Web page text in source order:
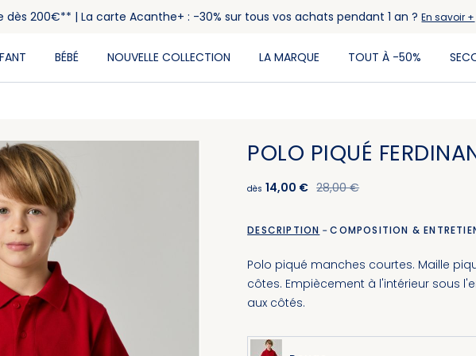
dès 200€** | La carte Acanthe+ : -30% sur tous vos achats pendant 1 an ?En savoir +
BÉBÉ NOUVELLE COLLECTION LA MARQUE TOUT À -50%
POLO PIQUÉ
dès 14,00 € 28,00 €
DESCRIPTION
Polo piqué manches courtes. Maille
côtes. Empiècement à l'intérieur sous
aux côtés.
COMPOSITION &